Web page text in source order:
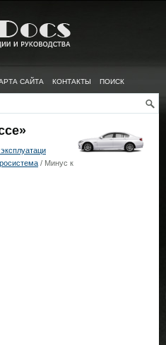
САЙТА КОНТАКТЫ ПОИСК
/ Минус к